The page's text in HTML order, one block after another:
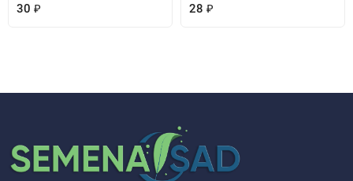
30 ₽ 28 ₽